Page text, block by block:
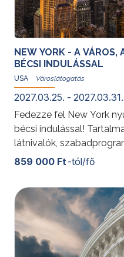
szállodában történik,
8.-i és október 9-i
Deluxe kategóriájú
NEW YORK - A VÁROS,
BÉCSI INDULÁSSAL
USA
2027.03.25. - 2027.03.31.
Fedezze fel New York
bécsi indulással!
látnivalók,
várják Önt az „álmok
További
Államokról kattintson ide.
Az ajánlat budapesti
a város, ami soha nem
859 000 Ft -tól/fő